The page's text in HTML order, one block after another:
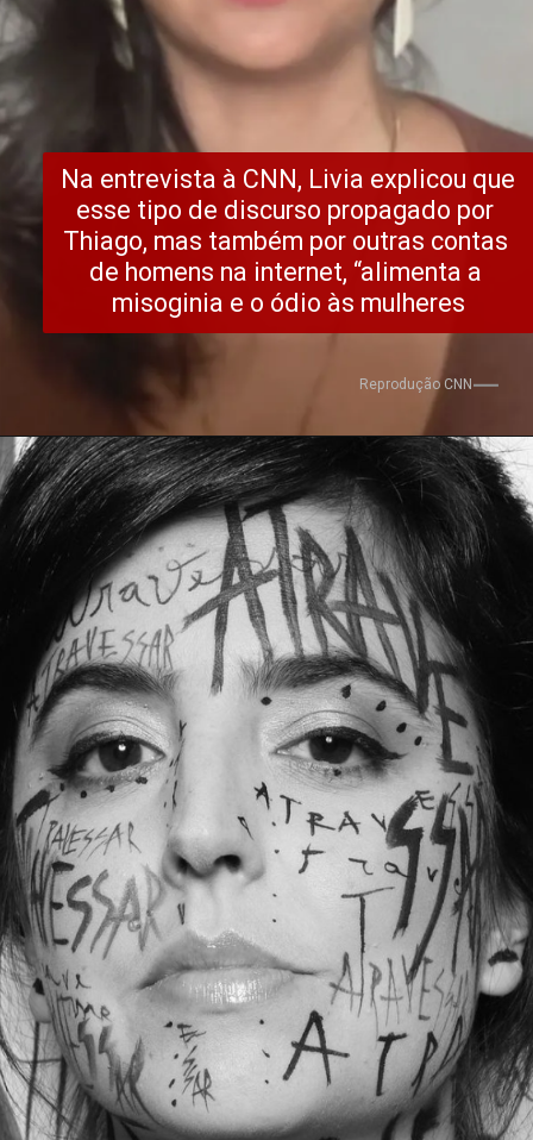
Na entrevista à CNN, Livia explicou que
esse tipo de discurso propagado por
Thiago, mas também por outras contas
de homens na internet, “alimenta a
misoginia e o ódio às mulheres
Reprodução CNN